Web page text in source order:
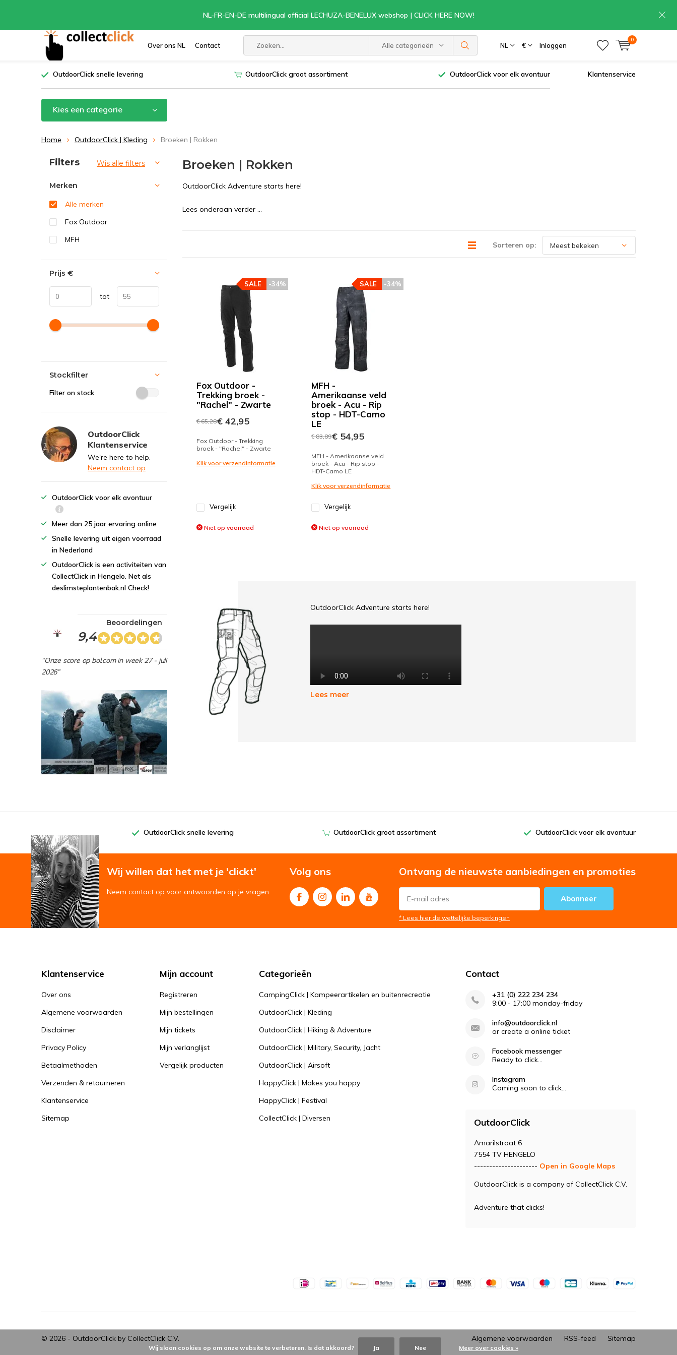
Over ons NL Contact Alle categorieën NL € Inloggen
0
NL-FR-EN-DE multilingual official LECHUZA-BENELUX webshop | CLICK HERE NOW!
OutdoorClick snelle levering OutdoorClick groot assortiment OutdoorClick voor elk avontuur Klantenservice
Kies een categorie
Home OutdoorClick | Kleding Broeken | Rokken
Broeken | Rokken
OutdoorClick Adventure starts here!
Lees onderaan verder ...
Sorteren op:
Fox Outdoor -
Trekking broek -
"Rachel" - Zwarte
-34%
SALE
€ 65,28€ 42,95
Fox Outdoor - Trekking
broek - "Rachel" - Zwarte
Klik voor verzendinformatie
Vergelijk
Niet op voorraad
MFH -
Amerikaanse veld
broek - Acu - Rip
stop - HDT-Camo
LE
-34%
SALE
€ 83,89€ 54,95
MFH - Amerikaanse veld
broek - Acu - Rip stop -
HDT-Camo LE
Klik voor verzendinformatie
Vergelijk
Niet op voorraad
OutdoorClick Adventure starts here!
Lees meer
Sorteren op:
Filters Wis alle filters
Merken
Alle merken
Fox Outdoor
MFH
Prijs €
tot
Stockfilter
Filter on stock
OutdoorClick
Klantenservice
We're here to help.
Neem contact op
OutdoorClick voor elk avontuur
Meer dan 25 jaar ervaring online
Snelle levering uit eigen voorraad
in Nederland
OutdoorClick is een activiteiten van
CollectClick in Hengelo. Net als
deslimsteplantenbak.nl Check!
9,4
Beoordelingen
“Onze score op bol.com in week 27 - juli
2026”
OutdoorClick snelle levering OutdoorClick groot assortiment OutdoorClick voor elk avontuur
Wij willen dat het met je 'clickt'
Neem contact op voor antwoorden op je vragen
Volg ons Ontvang de nieuwste aanbiedingen en promoties
Abonneer
* Lees hier de wettelijke beperkingen
Klantenservice
Over ons
Algemene voorwaarden
Disclaimer
Privacy Policy
Betaalmethoden
Verzenden & retourneren
Klantenservice
Sitemap
Mijn account
Registreren
Mijn bestellingen
Mijn tickets
Mijn verlanglijst
Vergelijk producten
Categorieën
CampingClick | Kampeerartikelen en buitenrecreatie
OutdoorClick | Kleding
OutdoorClick | Hiking & Adventure
OutdoorClick | Military, Security, Jacht
OutdoorClick | Airsoft
HappyClick | Makes you happy
HappyClick | Festival
CollectClick | Diversen
Contact
+31 (0) 222 234 234
9:00 - 17:00 monday-friday
info@outdoorclick.nl
or create a online ticket
Facebook messenger
Ready to click...
Instagram
Coming soon to click...
OutdoorClick
Amarilstraat 6
7554 TV HENGELO
--------------------- Open in Google Maps
OutdoorClick is a company of CollectClick C.V.
Adventure that clicks!
© 2026 - OutdoorClick by CollectClick C.V. Algemene voorwaarden RSS-feed Sitemap
Wij slaan cookies op om onze website te verbeteren. Is dat akkoord? Ja Nee Meer over cookies »